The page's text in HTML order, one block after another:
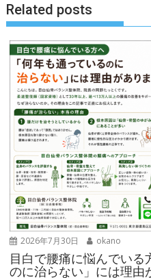
ー
シ
ョ
ン
Related posts
2026年7月30日 okano
目白で腰痛に悩んでいる
のに治らない」には理由